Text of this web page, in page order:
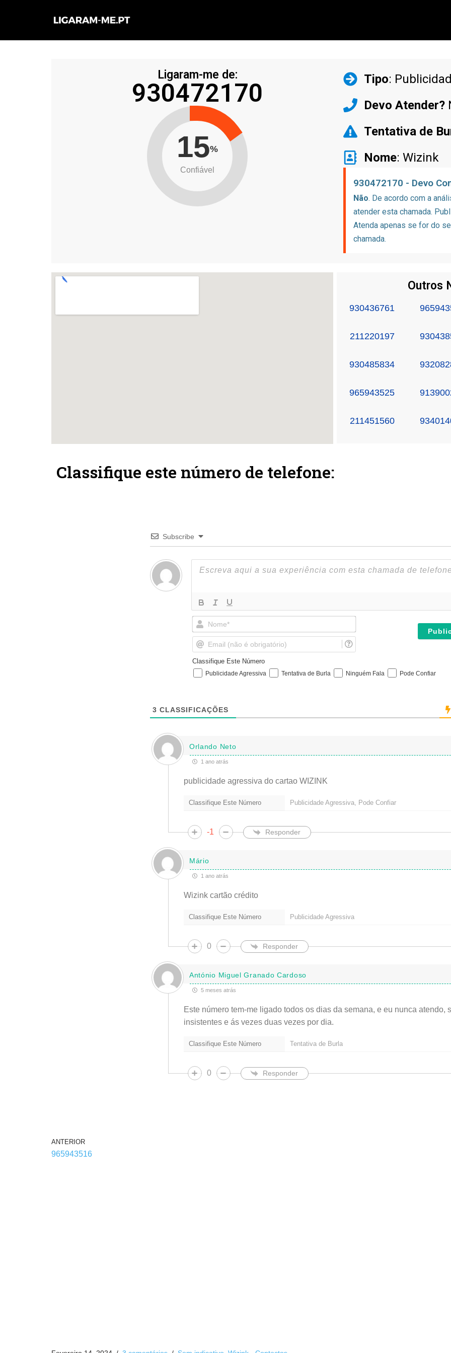
para
Ligaram-me de:
930472170
15%
Confiável
Tipo:
Devo Atender?
Tentativa de
Nome: Wizink
930472170 - Devo
Não. De acordo com a
atender esta chamada.
Atenda apenas se for do
chamada.
Outros
930436761
211220197
930485834
965943525
211451560
Classifique este número de telefone:
Subscribe
N
m
l
i
r
)
Classifique Este Número
Publicidade Agressiva Tentativa de Burla Ninguém Fala Pode Confiar
3 CLASSIFICAÇÕES
Orlando Neto
1 ano atrás
publicidade agressiva do cartao WIZINK
Classifique Este Número Publicidade Agressiva, Pode Confiar
-1 Responder
Mário
1 ano atrás
Wizink cartão crédito
Classifique Este Número Publicidade Agressiva
0 Responder
António Miguel Granado Cardoso
5 meses atrás
Este número tem-me ligado todos os dias da semana, e eu nunca atendo,
insistentes e ás vezes duas vezes por dia.
Classifique Este Número Tentativa de Burla
0 Responder
ANTERIOR
965943516